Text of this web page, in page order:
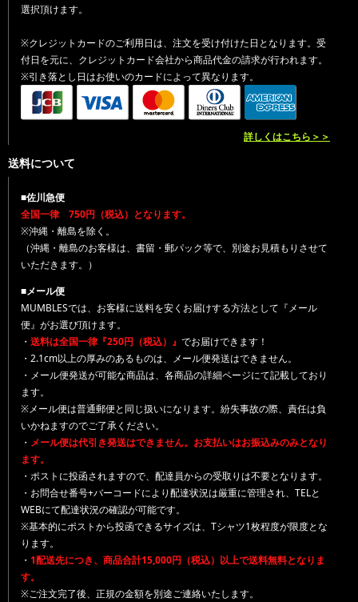
選択頂けます。
※クレジットカードのご利用日は、注文を受け付けた日となります。受
付日を元に、クレジットカード会社から商品代金の請求が行われます。
※引き落とし日はお使いのカードによって異なります。
詳しくはこちら＞＞
送料について
■佐川急便
全国一律 750円（税込）となります。
※沖縄・離島を除く。
（沖縄・離島のお客様は、書留・郵パック等で、別途お見積もりさせて
いただきます。）
■メール便
MUMBLESでは、お客様に送料を安くお届けする方法として『メール
便』がお選び頂けます。
・ 送料は全国一律『250円（税込）』 でお届けできます！
・2.1cm以上の厚みのあるものは、メール便発送はできません。
・メール便発送が可能な商品は、各商品の詳細ページにて記載しており
ます。
※メール便は普通郵便と同じ扱いになります。紛失事故の際、責任は負
いかねますのでご了承ください。
・ メール便は代引き発送はできません。お支払いはお振込みのみとなり
ます。
・ポストに投函されますので、配達員からの受取りは不要となります。
・お問合せ番号+バーコードにより配達状況は厳重に管理され、TELと
WEBにて配達状況の確認が可能です。
※基本的にポストから投函できるサイズは、Tシャツ1枚程度が限度とな
ります。
・ 1配送先につき、商品合計15,000円（税込）以上で送料無料となりま
す。
※ご注文完了後、正規の金額を別途ご連絡いたします。